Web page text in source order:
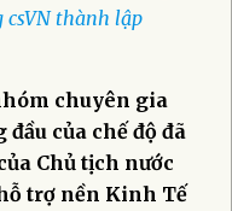
thành lập
chuyên gia
của chế độ đã
Chủ tịch nước
trợ nền Kinh Tế